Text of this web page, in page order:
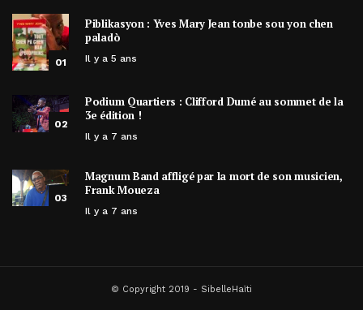
01
Piblikasyon : Yves Mary Jean tonbe sou yon chen
paladò
Il y a 5 ans
02
Podium Quartiers : Clifford Dumé au sommet de la
3e édition !
Il y a 7 ans
03
Magnum Band affligé par la mort de son musicien,
Frank Moueza
Il y a 7 ans
© Copyright 2019 - SibelleHaïti